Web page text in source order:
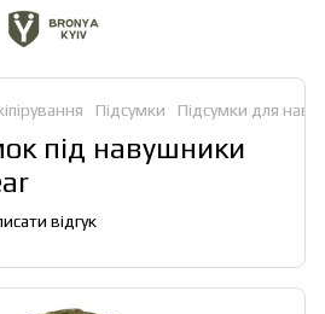
Підсумки Підсумки для
під навушники
відгук